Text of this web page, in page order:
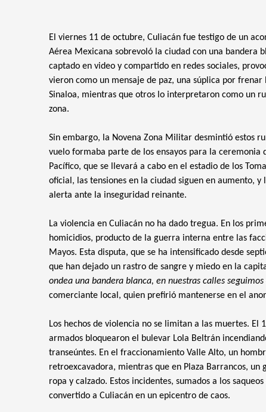
El viernes 11 de octubre, Culiacán fue testigo de un
Aérea Mexicana sobrevoló la ciudad con una bandera
captado en video y compartido en redes sociales,
vieron como un mensaje de paz, una súplica por
Sinaloa, mientras que otros lo interpretaron como un
zona.
Sin embargo, la Novena Zona Militar desmintió estos
vuelo formaba parte de los ensayos para la ceremonia
Pacífico, que se llevará a cabo en el estadio de los
oficial, las tensiones en la ciudad siguen en aumento,
alerta ante la inseguridad reinante.
La violencia en Culiacán no ha dado tregua. En los
homicidios, producto de la guerra interna entre las
Mayos. Esta disputa, que se ha intensificado desde
que han dejado un rastro de sangre y miedo en la
ondea una bandera blanca, en nuestras calles
comerciante local, quien prefirió mantenerse en el
Los hechos de violencia no se limitan a las muertes.
armados bloquearon el bulevar Lola Beltrán
transeúntes. En el fraccionamiento Valle Alto, un
retroexcavadora, mientras que en Plaza Barrancos,
ropa y calzado. Estos incidentes, sumados a los
convertido a Culiacán en un epicentro de caos.